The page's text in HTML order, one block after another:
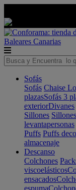
Baleares Canarias
Sofás
Sofás Chaise
plazasSofás 3
exteriorDivanes
Sillones
levantapersonas
Puffs Puffs
almacenaje
Descanso
Colchones
viscoelásticos
ensacados
espuma